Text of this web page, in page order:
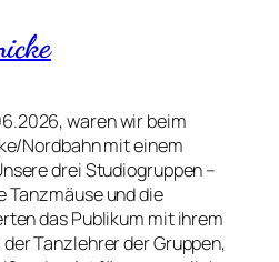
waren wir beim
Nordbahn mit einem
drei Studiogruppen –
Tanzmäuse und die
das Publikum mit ihrem
Tanzlehrer der Gruppen,